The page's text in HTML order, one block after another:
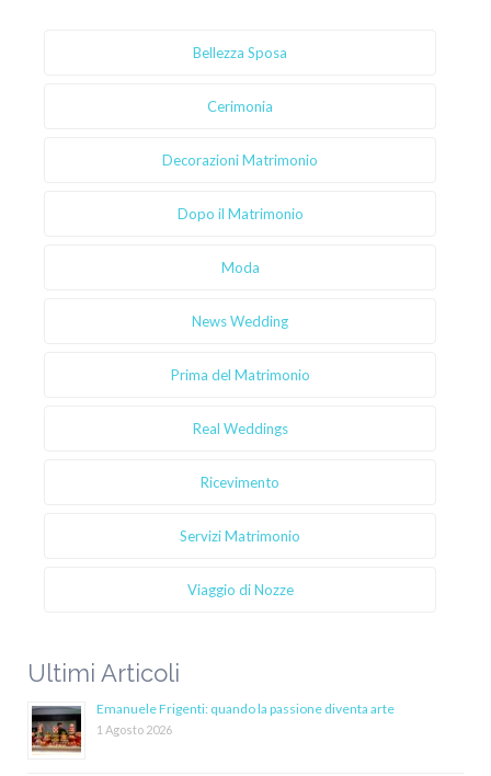
Bellezza Sposa
Cerimonia
Decorazioni Matrimonio
Dopo il Matrimonio
Moda
News Wedding
Prima del Matrimonio
Real Weddings
Ricevimento
Servizi Matrimonio
Viaggio di Nozze
Ultimi Articoli
Emanuele Frigenti: quando la passione diventa arte
1 Agosto 2026